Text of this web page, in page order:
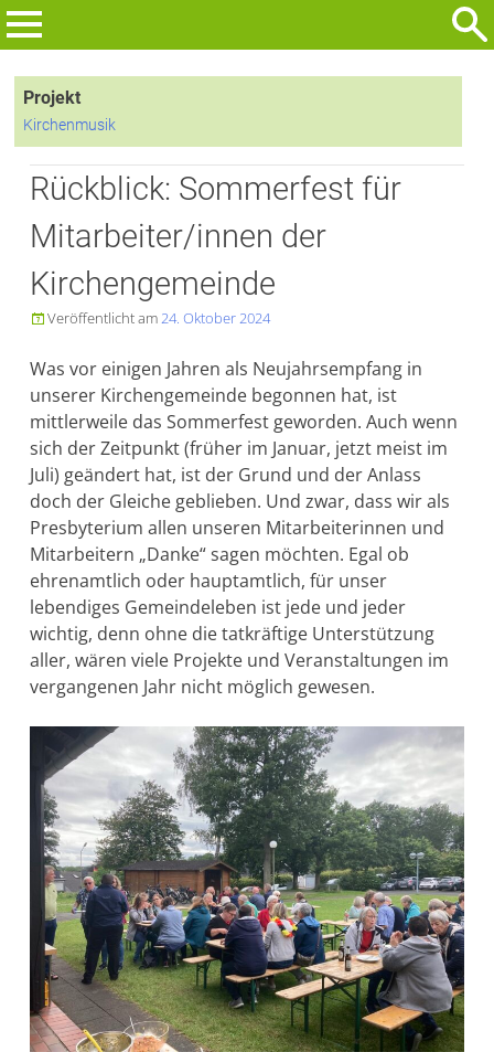
Zum
Inhalt
nach:Projekt
Kirchenmusik
Rückblick: Sommerfest für
Mitarbeiter/innen der
Kirchengemeinde
Veröffentlicht am24. Oktober 2024
Was vor einigen Jahren als Neujahrsempfang in
unserer Kirchengemeinde begonnen hat, ist
mittlerweile das Sommerfest geworden. Auch wenn
sich der Zeitpunkt (früher im Januar, jetzt meist im
Juli) geändert hat, ist der Grund und der Anlass
doch der Gleiche geblieben. Und zwar, dass wir als
Presbyterium allen unseren Mitarbeiterinnen und
Mitarbeitern „Danke“ sagen möchten. Egal ob
ehrenamtlich oder hauptamtlich, für unser
lebendiges Gemeindeleben ist jede und jeder
wichtig, denn ohne die tatkräftige Unterstützung
aller, wären viele Projekte und Veranstaltungen im
vergangenen Jahr nicht möglich gewesen.